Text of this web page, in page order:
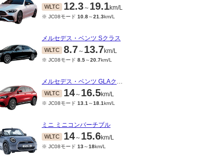
WLTC 12.3～ 19.1km/L
※ JC08モード 10.8～21.3km/L
メルセデス・ベンツ Sクラス
WLTC 8.7～ 13.7km/L
※ JC08モード 8.5～20.7km/L
メルセデス・ベンツ GLAクラス
WLTC 14～ 16.5km/L
※ JC08モード 13.1 ～18.1km/L
ミニ ミニコンバーチブル
WLTC 14～ 15.6km/L
※ JC08モード 13～18km/L